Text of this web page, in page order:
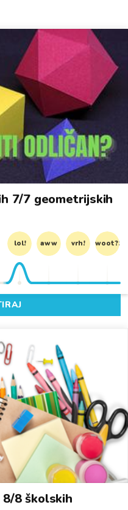
7/7 geometrijskih
lol! aww vrh! woot?!
8/8 školskih